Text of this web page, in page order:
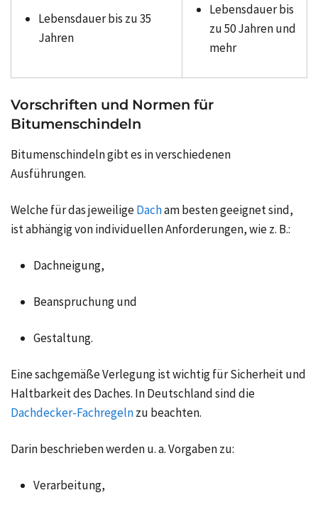
Lebensdauer bis zu 35
Jahren
Lebensdauer bis
zu 50 Jahren und
mehr
Vorschriften und Normen für
Bitumenschindeln
Bitumenschindeln gibt es in verschiedenen
Ausführungen.
Welche für das jeweiligeDacham besten geeignet sind,
ist abhängig von individuellen Anforderungen, wie z. B.:
Dachneigung,
Beanspruchung und
Gestaltung.
Eine sachgemäße Verlegung ist wichtig für Sicherheit und
Haltbarkeit des Daches. In Deutschland sind die
Dachdecker-Fachregelnzu beachten.
Darin beschrieben werden u. a. Vorgaben zu:
Verarbeitung,